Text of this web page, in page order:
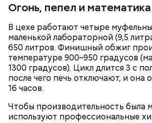
Огонь, пепел и математика
В цехе работают четыре
маленькой лабораторной (9,5
650 литров. Финишный обжиг
температуре 900–950 градусов
1300 градусов). Цикл длится 3 с
после чего печь отключают, и она
16 часов.
Чтобы производительность была
используют профессиональные
В образовательном комплексе
«Столица» открыли три
и две сварочные мастерские.
изучают системы отопления,
электротехнику на учебных
полностью повторяют
реальных зданий.